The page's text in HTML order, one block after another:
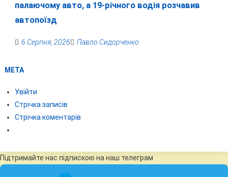
палаючому авто, а 19-річного водія розчавив
автопоїзд
6 Серпня, 2026 Павло Сидорченко
МЕТА
Увійти
Стрічка записів
Стрічка коментарів
Підтримайте нас підпискою на наш телеграм